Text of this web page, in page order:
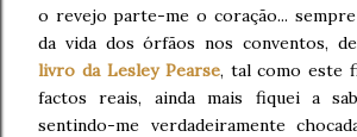
o revejo parte-me o coração...
da vida dos órfãos nos conventos,
livro da Lesley Pearse, tal como este
factos reais, ainda mais fiquei a
sentindo-me verdadeiramente